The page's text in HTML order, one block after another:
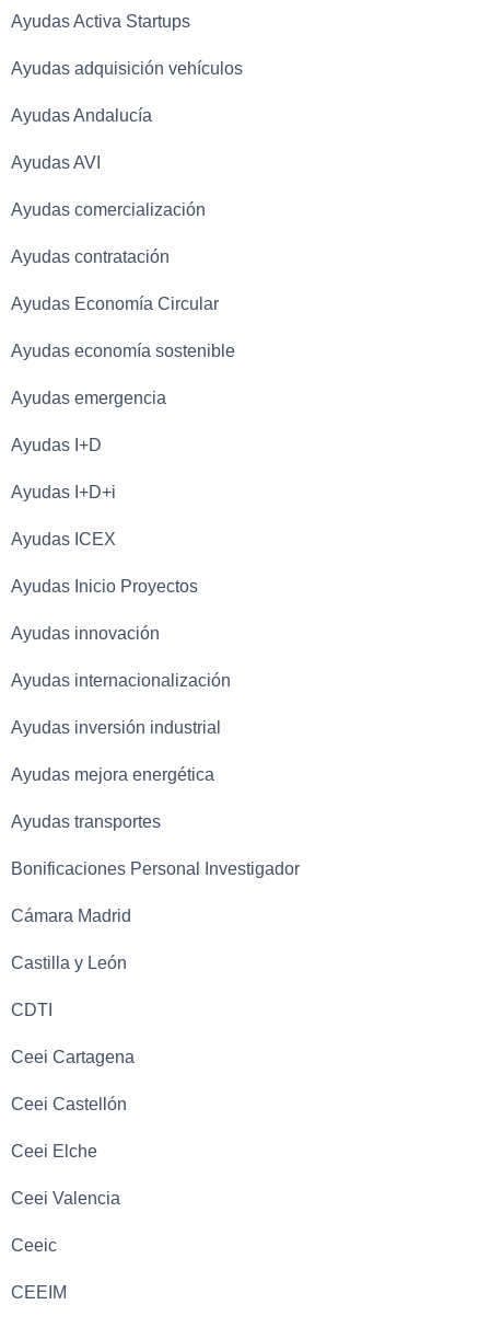
Ayudas Activa Startups
Ayudas adquisición vehículos
Ayudas Andalucía
Ayudas AVI
Ayudas comercialización
Ayudas contratación
Ayudas Economía Circular
Ayudas economía sostenible
Ayudas emergencia
Ayudas I+D
Ayudas I+D+i
Ayudas ICEX
Ayudas Inicio Proyectos
Ayudas innovación
Ayudas internacionalización
Ayudas inversión industrial
Ayudas mejora energética
Ayudas transportes
Bonificaciones Personal Investigador
Cámara Madrid
Castilla y León
CDTI
Ceei Cartagena
Ceei Castellón
Ceei Elche
Ceei Valencia
Ceeic
CEEIM